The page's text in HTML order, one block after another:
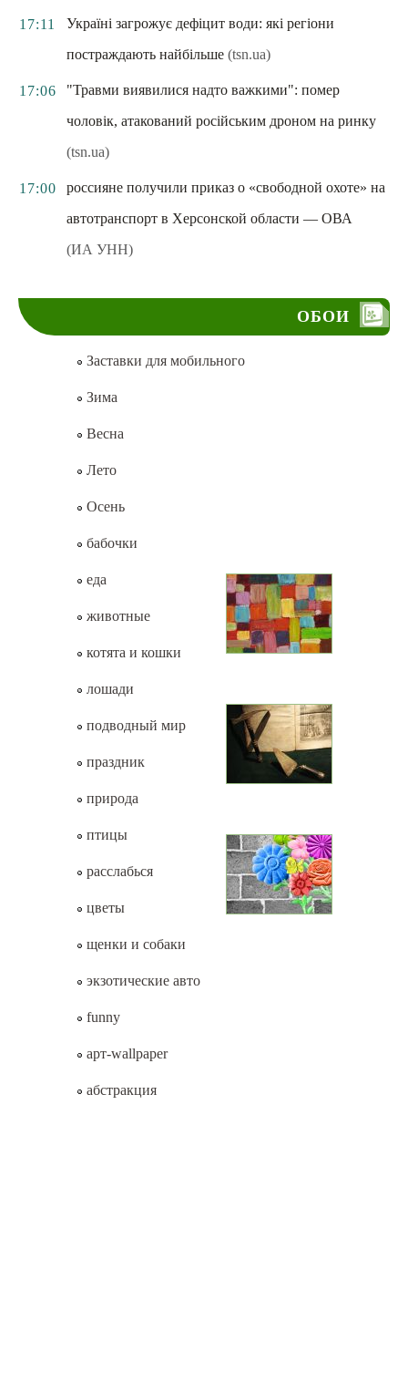
17:11
Україні загрожує дефіцит води: які регіони
постраждають найбільше (tsn.ua)
17:06
"Травми виявилися надто важкими": помер
чоловік, атакований російським дроном на ринку
(tsn.ua)
17:00
россияне получили приказ о «свободной охоте» на
автотранспорт в Херсонской области — ОВА
(ИА УНН)
ОБОИ
Заставки для мобильного
Зима
Весна
Лето
Осень
бабочки
еда
животные
котята и кошки
лошади
подводный мир
праздник
природа
птицы
расслабься
цветы
щенки и собаки
экзотические авто
funny
арт-wallpaper
абстракция